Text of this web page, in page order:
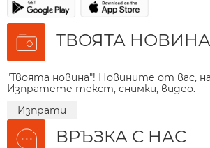
ТВОЯТА НОВИНА
"Твоята новина"! Новините от вас,
Изпратете текст, снимки, видео.
Изпрати
ВРЪЗКА С НАС